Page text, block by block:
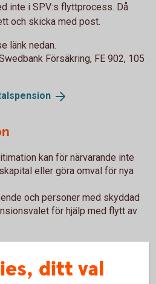
inte i SPV:s flyttprocess. Då
och skicka med post.
länk nedan.
Försäkring, FE 902, 105
kan för närvarande inte
eller göra omval för nya
och personer med skyddad
för hjälp med flytt av
erbjudandeditt val